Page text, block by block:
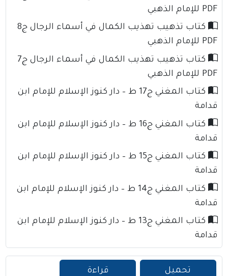
PDF للإمام الذهبي
كتاب تذهيب تهذيب الكمال في أسماء الرجال ج8
PDF للإمام الذهبي
كتاب تذهيب تهذيب الكمال في أسماء الرجال ج7
PDF للإمام الذهبي
كتاب المغني ج17 ط – دار كنوز الإسلام للإمام ابن
قدامة
كتاب المغني ج16 ط – دار كنوز الإسلام للإمام ابن
قدامة
كتاب المغني ج15 ط – دار كنوز الإسلام للإمام ابن
قدامة
كتاب المغني ج14 ط – دار كنوز الإسلام للإمام ابن
قدامة
كتاب المغني ج13 ط – دار كنوز الإسلام للإمام ابن
قدامة
تحميل
قراءة